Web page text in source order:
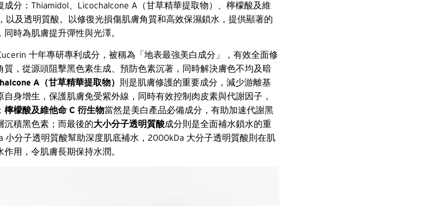
成分：Thiamidol、Licochalcone A（甘草精華提取物）、檸檬酸及維
以及透明質酸。以修復光損傷肌膚角質和高效保濕鎖水，提供顯著的
時為肌膚提升彈性與光澤。
十年專研專利成分，被稱為「地表最強美白成分」，有效全面修
質，從源頭阻擊黑色素生成、預防色素沉著，同時解決膚色不均及暗
A（甘草精華提取物）
則是肌膚修護的重要成分，減少游離基
自身增生，保護肌膚免受紫外線，同時有效控制肉皮素與代謝因子，
檸檬酸及維他命 C 衍生物當然是美白產品必備成分，有助加速代謝黑
沉積黑色素；而最後的大小分子透明質酸成分則是全面補水鎖水的重
小分子透明質酸幫助深度肌底補水，2000kDa 大分子透明質酸則在肌
用，令肌膚長期保持水潤。